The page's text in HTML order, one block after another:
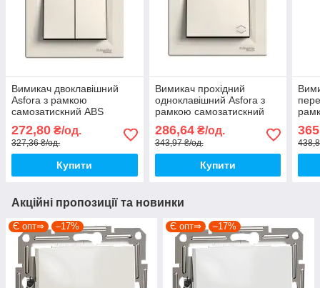
Вимикач двоклавішний
Asfora з рамкою
самозатискний ABS
[EPH0300123] Шнейдер
Електрік
272,80 ₴/од.
327,36 ₴/од.
Купити
Вимикач прохідний
одноклавішний Asfora з
рамкою самозатискний
[EPH0400123] Шнейдер
Електрік
286,64₴/од.
343,97 ₴/од.
Купити
Акційні пропозиції та новинки
Є опт⇒ –17% Є опт⇒ –17%